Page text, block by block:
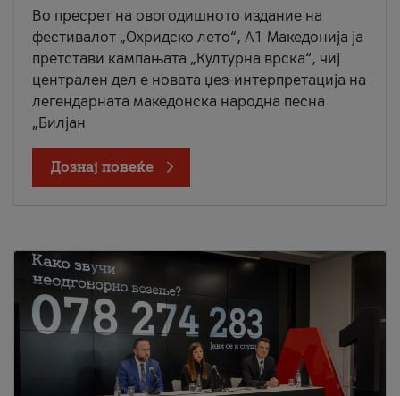
Во пресрет на овогодишното издание на
фестивалот „Охридско лето“, А1 Македонија ја
претстави кампањата „Културна врска“, чиј
централен дел е новата џез-интерпретација на
легендарната македонска народна песна
„Билјан
Дознај повеќе